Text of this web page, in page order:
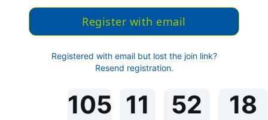
Register with email
Registered with email but lost the join link?
Resend registration.
105 11 52 18